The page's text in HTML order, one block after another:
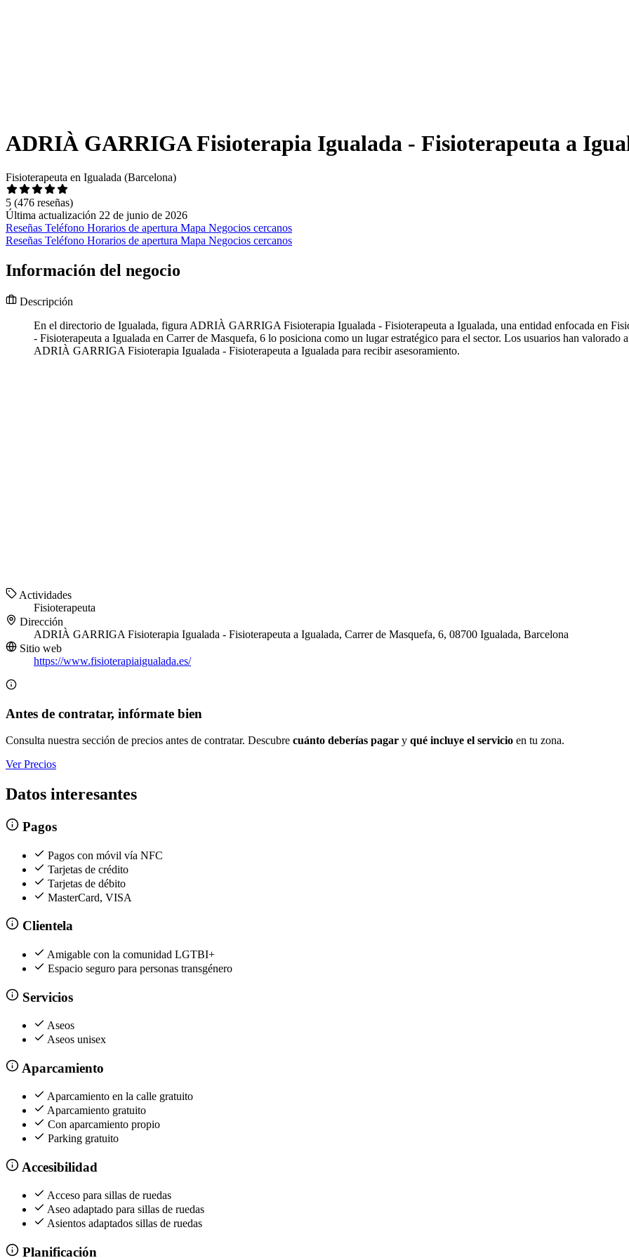
ADRIÀ GARRIGA Fisioterapia Igualada - Fisioterapeuta a
Fisioterapeuta en Igualada (Barcelona)
5 (476 reseñas)
Última actualización 22 de junio de 2026
Reseñas Teléfono Horarios de apertura Mapa Negocios cercanos
Reseñas Teléfono Horarios de apertura Mapa Negocios cercanos
Información del negocio
Descripción
En el directorio de Igualada, figura ADRIÀ GARRIGA Fisioterapia Igualada - Fisioterapeuta a Igualada, una entidad enfocada en
- Fisioterapeuta a Igualada en Carrer de Masquefa, 6 lo posiciona como un lugar estratégico para el sector. Los usuarios han valorado
ADRIÀ GARRIGA Fisioterapia Igualada - Fisioterapeuta a Igualada para recibir asesoramiento.
Actividades
Fisioterapeuta
Dirección
ADRIÀ GARRIGA Fisioterapia Igualada - Fisioterapeuta a Igualada, Carrer de Masquefa, 6, 08700 Igualada, Barcelona
Sitio web
https://www.fisioterapiaigualada.es/
Antes de contratar, infórmate bien
Consulta nuestra sección de precios antes de contratar. Descubre cuánto deberías pagar y qué incluye el servicio en tu zona.
Ver Precios
Datos interesantes
Pagos
Pagos con móvil vía NFC
Tarjetas de crédito
Tarjetas de débito
MasterCard, VISA
Clientela
Amigable con la comunidad LGTBI+
Espacio seguro para personas transgénero
Servicios
Aseos
Aseos unisex
Aparcamiento
Aparcamiento en la calle gratuito
Aparcamiento gratuito
Con aparcamiento propio
Parking gratuito
Accesibilidad
Acceso para sillas de ruedas
Aseo adaptado para sillas de ruedas
Asientos adaptados sillas de ruedas
Planificación